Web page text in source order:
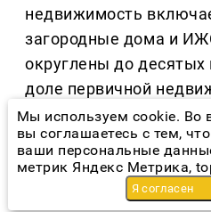
недвижимость
загородные дома и
округлены до десятых
доле первичной
объёме выдач по
Первичка: снижение
программами
Мы используем cookie. Во
вы соглашаетесь с тем,
ваши персональные
метрик Яндекс Метрика,
Я согласен